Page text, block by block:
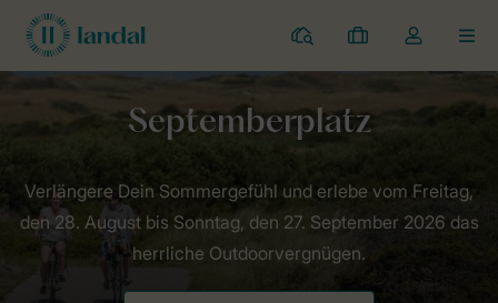
Campingplätze
Meine
Buchungen
Dropdown-
Menü
Landal Camping Angebote Septemberplatz
Verlängere Dein Sommergefühl und erlebe vom Freitag,
den 28. August bis Sonntag, den 27. September 2026 das
herrliche Outdoorvergnügen.